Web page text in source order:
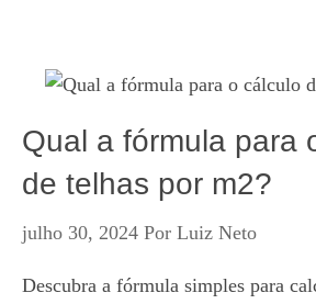
Qual a fórmula para
de telhas por m2?
julho 30, 2024 Por Luiz Neto
Descubra a fórmula simples para